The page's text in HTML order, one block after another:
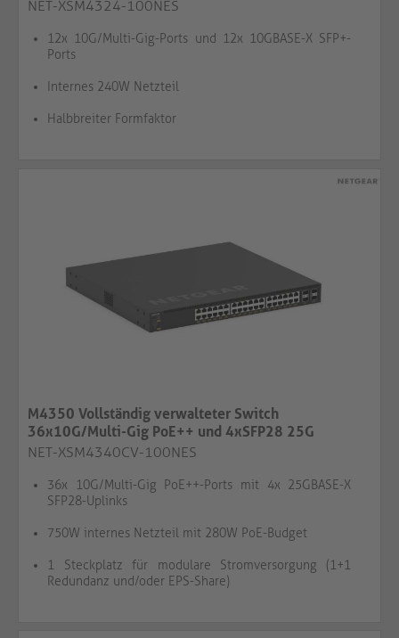
NET-XSM4324-100NES
12x 10G/Multi-Gig-Ports und 12x 10GBASE-X SFP+-
Ports
Internes 240W Netzteil
Halbbreiter Formfaktor
M4350 Vollständig verwalteter Switch
36x10G/Multi-Gig PoE++ und 4xSFP28 25G
NET-XSM4340CV-100NES
36x 10G/Multi-Gig PoE++-Ports mit 4x 25GBASE-X
SFP28-Uplinks
750W internes Netzteil mit 280W PoE-Budget
1 Steckplatz für modulare Stromversorgung (1+1
Redundanz und/oder EPS-Share)